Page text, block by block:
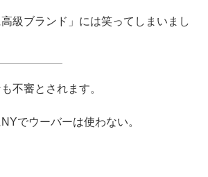
級ブランド」には笑ってしまいまし
不審とされます。
でウーバーは使わない。